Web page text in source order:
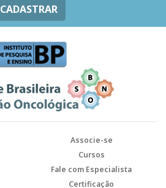
CADASTRAR
Associe-se
Cursos
Fale com Especialista
Certificação